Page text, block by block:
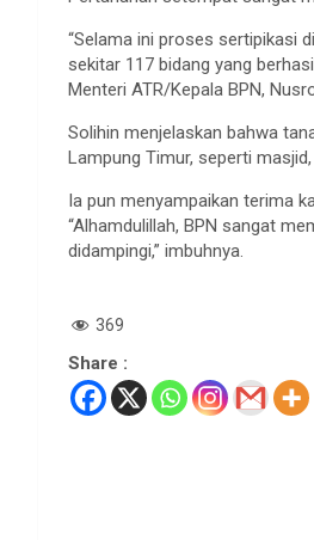
“Selama ini proses sertipikasi
sekitar 117 bidang yang
Menteri ATR/Kepala BPN,
Solihin menjelaskan bahwa
Lampung Timur, seperti
Ia pun menyampaikan terima
“Alhamdulillah, BPN sangat
didampingi,” imbuhnya.
369
Share :